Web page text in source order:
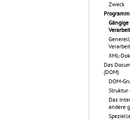
Zweck
XML-
Das
(DOM)
DOM-
Struktur
Das
andere